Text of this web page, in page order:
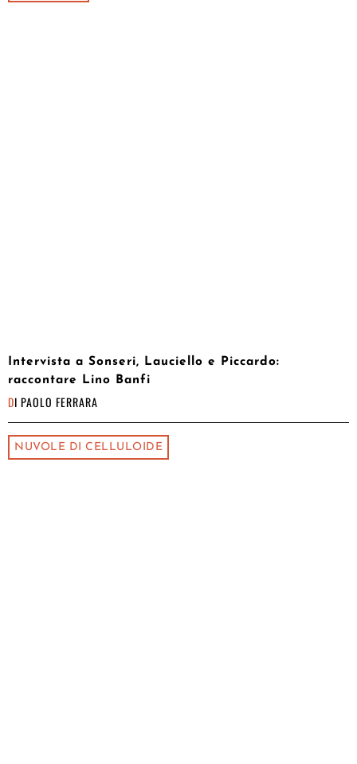
Intervista a Sonseri, Lauciello e Piccardo:
raccontare Lino Banfi
DI PAOLO FERRARA
NUVOLE DI CELLULOIDE